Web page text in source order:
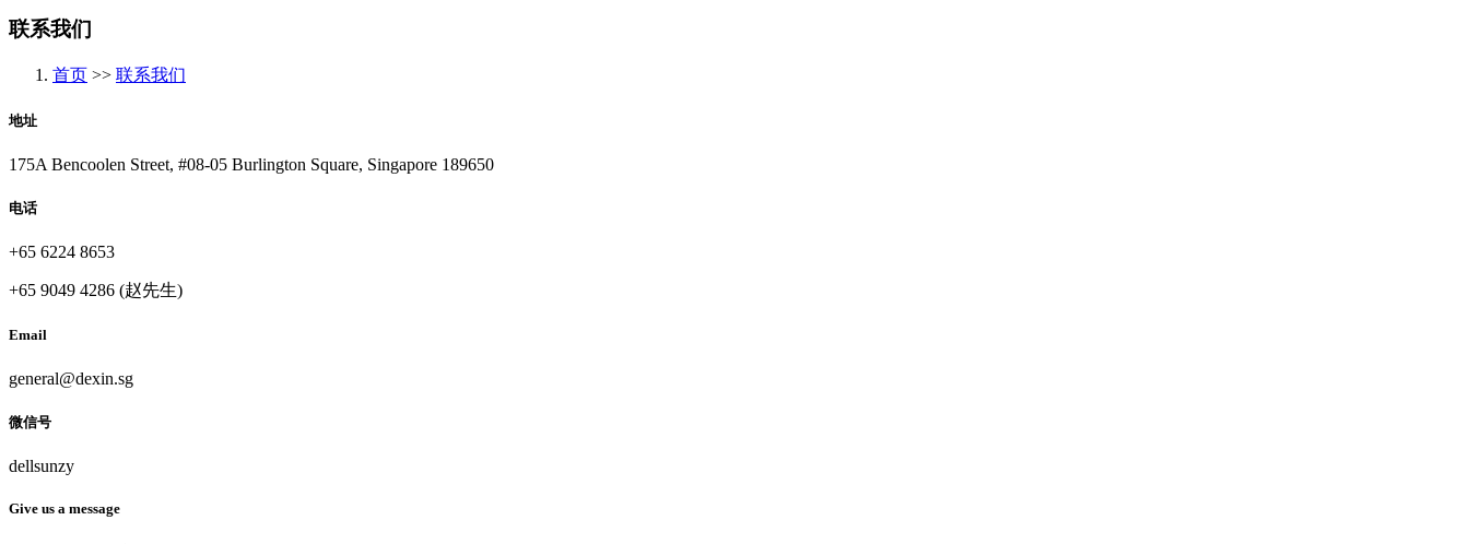
联系我们
首页 >> 联系我们
地址
175A Bencoolen Street, #08-05 Burlington Square, Singapore 189650
电话
+65 6224 8653
+65 9049 4286 (赵先生)
Email
general@dexin.sg
微信号
dellsunzy
Give us a message